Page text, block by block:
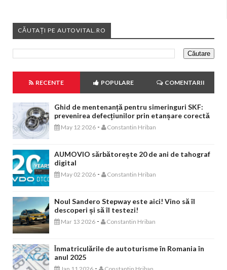
CĂUTAȚI PE AUTOVITAL.RO
RECENTE POPULARE COMENTARII
Ghid de mentenanță pentru simeringuri SKF:
prevenirea defecțiunilor prin etanșare corectă
May 12 2026 - Constantin Hriban
AUMOVIO sărbătorește 20 de ani de tahograf
digital
May 02 2026 - Constantin Hriban
Noul Sandero Stepway este aici! Vino să îl
descoperi și să îl testezi!
Mar 13 2026 - Constantin Hriban
Înmatriculările de autoturisme în Romania în
anul 2025